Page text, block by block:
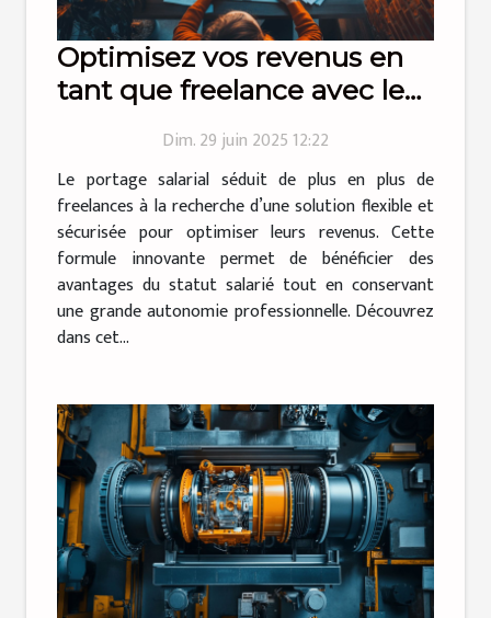
Optimisez vos revenus en
tant que freelance avec le
Dim. 29 juin 2025 12:22
Le portage salarial séduit de plus en plus de
freelances à la recherche d’une solution flexible et
sécurisée pour optimiser leurs revenus. Cette
formule innovante permet de bénéficier des
avantages du statut salarié tout en conservant
une grande autonomie professionnelle. Découvrez
dans cet...